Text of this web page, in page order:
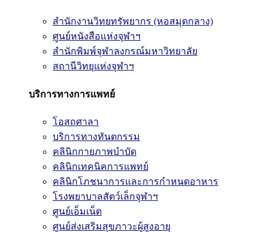
สำนักงานวิทยทรัพยากร (หอสมุดกลาง)
ศูนย์หนังสือแห่งจุฬาฯ
สำนักพิมพ์จุฬาลงกรณ์มหาวิทยาลัย
สถานีวิทยุแห่งจุฬาฯ
บริการทางการแพทย์
โอสถศาลา
บริการทางทันตกรรม
คลินิกกายภาพบำบัด
คลินิกเทคนิคการแพทย์
คลินิกโภชนาการและการกำหนดอาหาร
โรงพยาบาลสัตว์เล็กจุฬาฯ
ศูนย์เอ็มเน็ต
ศูนย์ส่งเสริมสุขภาวะผู้สูงอายุ